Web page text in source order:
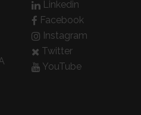
Linkedin
Facebook
Instagram
Twitter
YouTube